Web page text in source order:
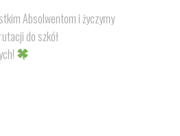
Absolwentom i życzymy
do szkół